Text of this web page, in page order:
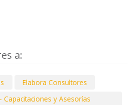
a:
Elabora Consultores
y Asesorías